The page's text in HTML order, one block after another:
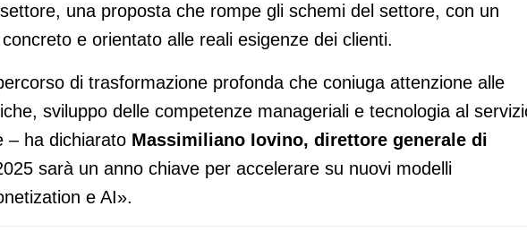
una proposta che rompe gli schemi del settore, con un
e orientato alle reali esigenze dei clienti.
di trasformazione profonda che coniuga attenzione alle
sviluppo delle competenze manageriali e tecnologia al
– ha dichiarato Massimiliano Iovino, direttore generale di
sarà un anno chiave per accelerare su nuovi modelli
e AI».